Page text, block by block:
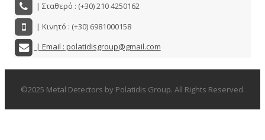
| Σταθερό : (+30) 210 4250162
| Κινητό : (+30) 6981000158
| Email : polatidisgroup@gmail.com
©2025 Metal Detectors by Polatidis Group. All Rights Reserved.